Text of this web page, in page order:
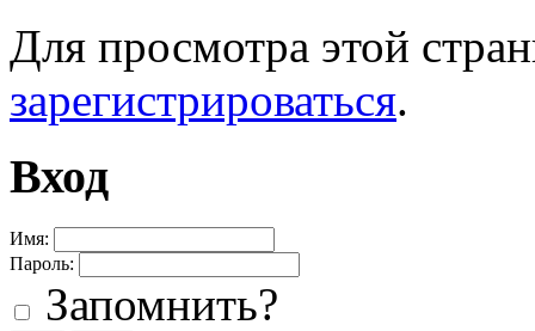
Для просмотра этой
зарегистрироваться.
Вход
Имя:
Пароль:
Запомнить?